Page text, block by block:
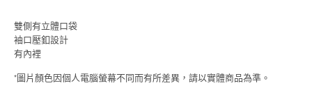
雙側有立體口袋
袖口壓釦設計
有內裡
*圖片顏色因個人電腦螢幕不同而有所差異，請以實體商品為準。